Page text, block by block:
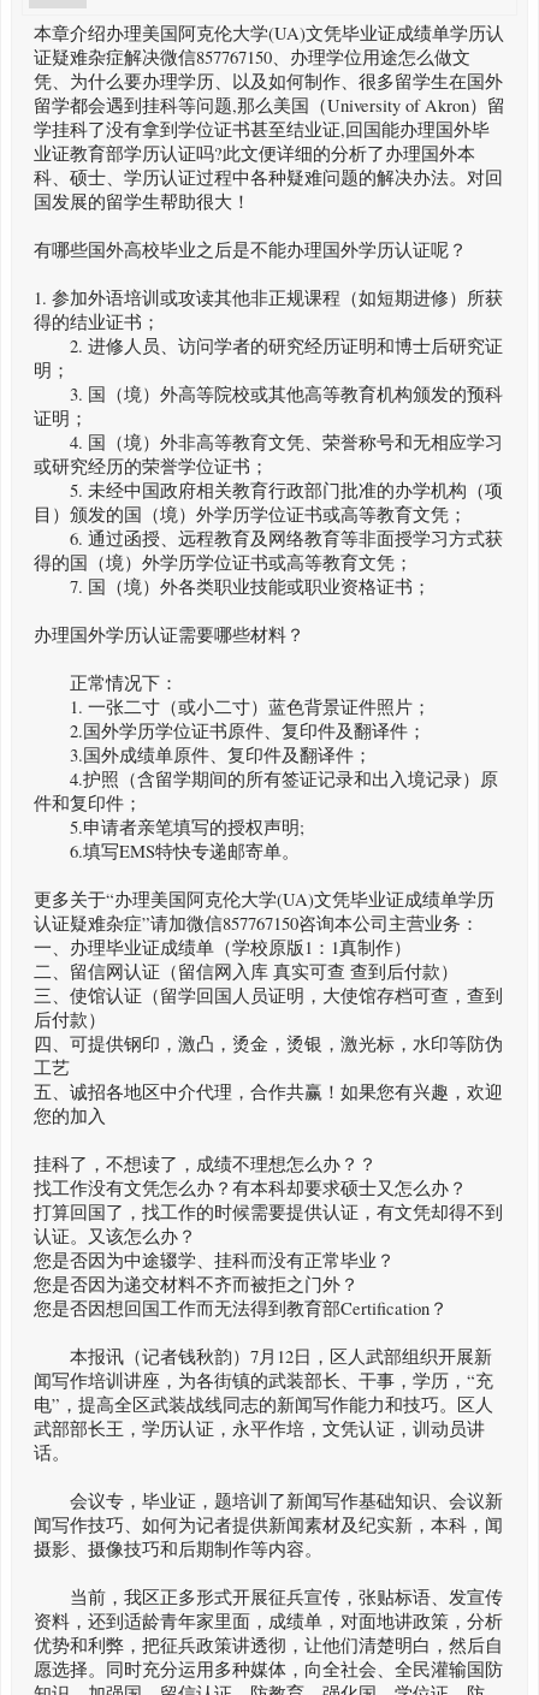
本章介绍办理美国阿克伦大学(UA)文凭毕业证成绩单学历认
证疑难杂症解决微信857767150、办理学位用途怎么做文
凭、为什么要办理学历、以及如何制作、很多留学生在国外
留学都会遇到挂科等问题,那么美国（University of Akron）留
学挂科了没有拿到学位证书甚至结业证,回国能办理国外毕
业证教育部学历认证吗?此文便详细的分析了办理国外本
科、硕士、学历认证过程中各种疑难问题的解决办法。对回
国发展的留学生帮助很大！
有哪些国外高校毕业之后是不能办理国外学历认证呢？
1. 参加外语培训或攻读其他非正规课程（如短期进修）所获
得的结业证书；
2. 进修人员、访问学者的研究经历证明和博士后研究证
明；
3. 国（境）外高等院校或其他高等教育机构颁发的预科
证明；
4. 国（境）外非高等教育文凭、荣誉称号和无相应学习
或研究经历的荣誉学位证书；
5. 未经中国政府相关教育行政部门批准的办学机构（项
目）颁发的国（境）外学历学位证书或高等教育文凭；
6. 通过函授、远程教育及网络教育等非面授学习方式获
得的国（境）外学历学位证书或高等教育文凭；
7. 国（境）外各类职业技能或职业资格证书；
办理国外学历认证需要哪些材料？
正常情况下：
1. 一张二寸（或小二寸）蓝色背景证件照片；
2.国外学历学位证书原件、复印件及翻译件；
3.国外成绩单原件、复印件及翻译件；
4.护照（含留学期间的所有签证记录和出入境记录）原
件和复印件；
5.申请者亲笔填写的授权声明;
6.填写EMS特快专递邮寄单。
更多关于“办理美国阿克伦大学(UA)文凭毕业证成绩单学历
认证疑难杂症”请加微信857767150咨询本公司主营业务：
一、办理毕业证成绩单（学校原版1：1真制作）
二、留信网认证（留信网入库 真实可查 查到后付款）
三、使馆认证（留学回国人员证明，大使馆存档可查，查到
后付款）
四、可提供钢印，激凸，烫金，烫银，激光标，水印等防伪
工艺
五、诚招各地区中介代理，合作共赢！如果您有兴趣，欢迎
您的加入
挂科了，不想读了，成绩不理想怎么办？？
找工作没有文凭怎么办？有本科却要求硕士又怎么办？
打算回国了，找工作的时候需要提供认证，有文凭却得不到
认证。又该怎么办？
您是否因为中途辍学、挂科而没有正常毕业？
您是否因为递交材料不齐而被拒之门外？
您是否因想回国工作而无法得到教育部Certification？
本报讯（记者钱秋韵）7月12日，区人武部组织开展新
闻写作培训讲座，为各街镇的武装部长、干事，学历，“充
电”，提高全区武装战线同志的新闻写作能力和技巧。区人
武部部长王，学历认证，永平作培，文凭认证，训动员讲
话。
会议专，毕业证，题培训了新闻写作基础知识、会议新
闻写作技巧、如何为记者提供新闻素材及纪实新，本科，闻
摄影、摄像技巧和后期制作等内容。
当前，我区正多形式开展征兵宣传，张贴标语、发宣传
资料，还到适龄青年家里面，成绩单，对面地讲政策，分析
优势和利弊，把征兵政策讲透彻，让他们清楚明白，然后自
愿选择。同时充分运用多种媒体，向全社会、全民灌输国防